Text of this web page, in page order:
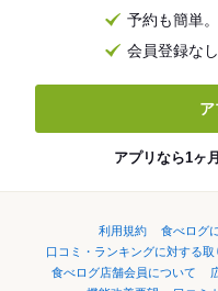
予約も簡単
会員登録な
ア
アプリなら1ヶ
利用規約 食べログ
口コミ・ランキングに対する取
食べログ店舗会員について